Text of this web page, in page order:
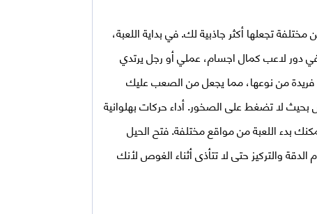
تجعلها أكثر جاذبية لك. في بداية اللعبة،
دور لاعب كمال اجسام، عملي أو رجل يرتدي
فريدة من نوعها، مما يجعل من الصعب عليك
لا تضغط على الصخور. أداء حركات بهلوانية
بدء اللعبة من مواقع مختلفة. فتح الحيل
والتركيز حتى لا تتأذى أثناء الغوص لأنك